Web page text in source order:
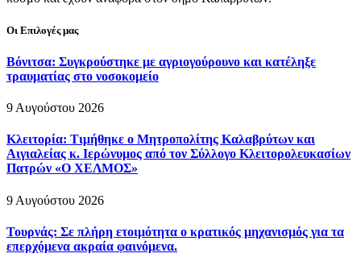
Οι Επιλογές μας
Βόνιτσα: Συγκρούστηκε με αγριογούρουνο και κατέληξε
τραυματίας στο νοσοκομείο
9 Αυγούστου 2026
Κλειτορία: Τιμήθηκε ο Μητροπολίτης Καλαβρύτων και
Αιγιαλείας κ. Ιερώνυμος από τον Σύλλογο Κλειτορολευκασίων
Πατρών «Ο ΧΕΛΜΟΣ»
9 Αυγούστου 2026
Τουρνάς: Σε πλήρη ετοιμότητα ο κρατικός μηχανισμός για τα
επερχόμενα ακραία φαινόμενα.